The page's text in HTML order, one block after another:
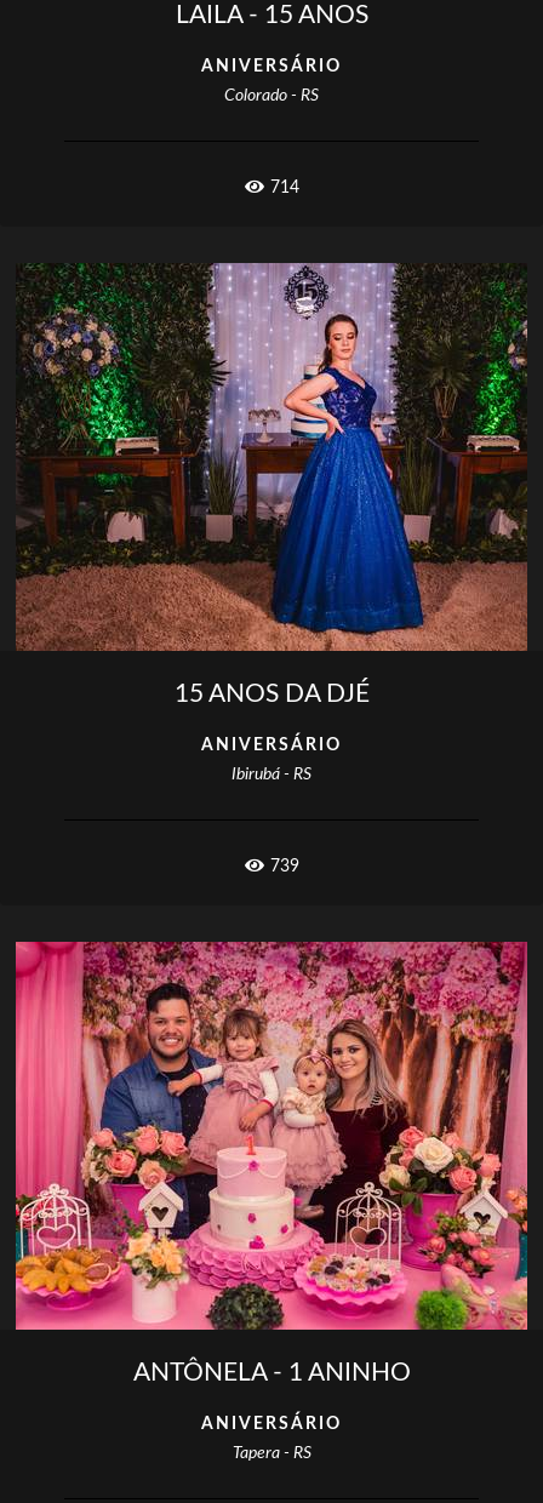
LAILA - 15 ANOS
ANIVERSÁRIO
Colorado - RS
714
15 ANOS DA DJÉ
ANIVERSÁRIO
Ibirubá - RS
739
ANTÔNELA - 1 ANINHO
ANIVERSÁRIO
Tapera - RS